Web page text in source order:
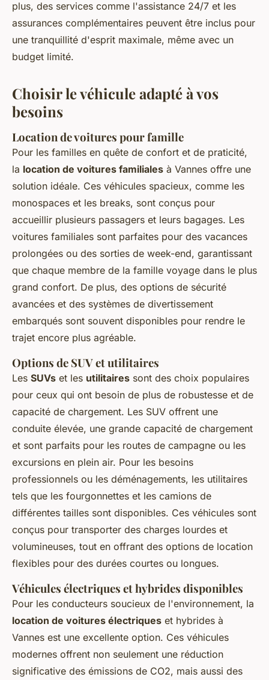
plus, des services comme l'assistance 24/7 et les
assurances complémentaires peuvent être inclus pour
une tranquillité d'esprit maximale, même avec un
budget limité.
Choisir le véhicule adapté à vos
besoins
Location de voitures pour famille
Pour les familles en quête de confort et de praticité,
la location de voitures familiales à Vannes offre une
solution idéale. Ces véhicules spacieux, comme les
monospaces et les breaks, sont conçus pour
accueillir plusieurs passagers et leurs bagages. Les
voitures familiales sont parfaites pour des vacances
prolongées ou des sorties de week-end, garantissant
que chaque membre de la famille voyage dans le plus
grand confort. De plus, des options de sécurité
avancées et des systèmes de divertissement
embarqués sont souvent disponibles pour rendre le
trajet encore plus agréable.
Options de SUV et utilitaires
Les SUVs et les utilitaires sont des choix populaires
pour ceux qui ont besoin de plus de robustesse et de
capacité de chargement. Les SUV offrent une
conduite élevée, une grande capacité de chargement
et sont parfaits pour les routes de campagne ou les
excursions en plein air. Pour les besoins
professionnels ou les déménagements, les utilitaires
tels que les fourgonnettes et les camions de
différentes tailles sont disponibles. Ces véhicules sont
conçus pour transporter des charges lourdes et
volumineuses, tout en offrant des options de location
flexibles pour des durées courtes ou longues.
Véhicules électriques et hybrides disponibles
Pour les conducteurs soucieux de l'environnement, la
location de voitures électriques et hybrides à
Vannes est une excellente option. Ces véhicules
modernes offrent non seulement une réduction
significative des émissions de CO2, mais aussi des